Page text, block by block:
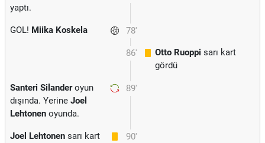
yaptı.
78'
GOL! Miika Koskela
86' Otto Ruoppi sarı kart
gördü
89'
Santeri Silanderoyun
dışında. Yerine Joel
Lehtonen oyunda.
90'
Joel Lehtonen sarı kart